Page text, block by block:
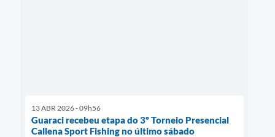
13 ABR 2026 - 09h56
Guaraci recebeu etapa do 3º Torneio Presencial
Callena Sport Fishing no último sábado